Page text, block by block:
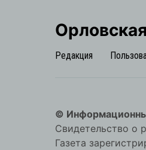
Редакция
©
Свидетельство о
Газета